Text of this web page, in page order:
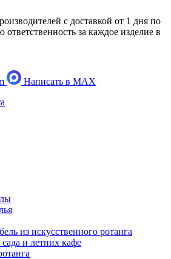
с доставкой от 1 дня по
за каждое изделие в
Написать в MAX
из искусственного ротанга
и летних кафе